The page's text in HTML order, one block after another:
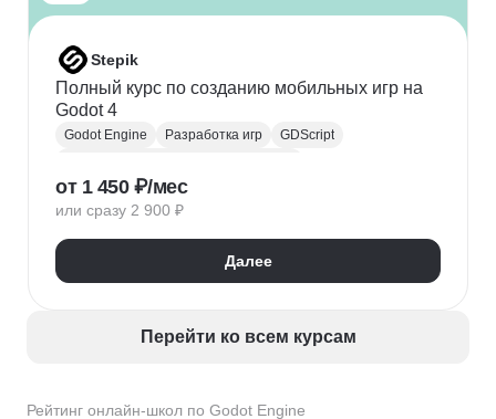
Рейтинг онлайн-школ по Godot Engine
Stepik
Полный курс по созданию мобильных игр на
Godot 4
Godot Engine Разработка игр
GDScript
Разработка под Android
Разработка под Windows Phone
Паттерны проектирования
от 1 450 ₽/мес
или сразу 2 900 ₽
Далее
Перейти ко всем курсам